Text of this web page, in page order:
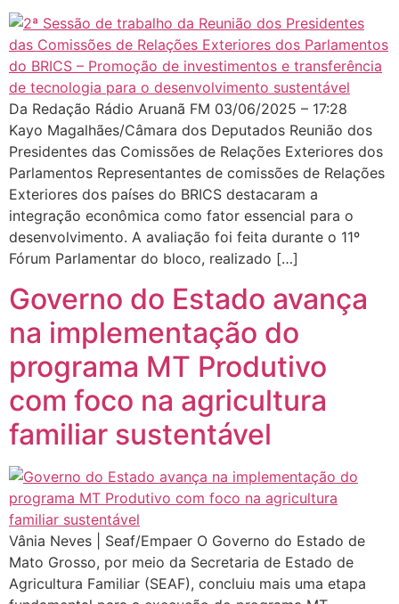
Da Redação Rádio Aruanã FM 03/06/2025 – 17:28
Kayo Magalhães/Câmara dos Deputados Reunião dos
Presidentes das Comissões de Relações Exteriores dos
Parlamentos Representantes de comissões de Relações
Exteriores dos países do BRICS destacaram a
integração econômica como fator essencial para o
desenvolvimento. A avaliação foi feita durante o 11º
Fórum Parlamentar do bloco, realizado […]
Governo do Estado avança
na implementação do
programa MT Produtivo
com foco na agricultura
familiar sustentável
Vânia Neves | Seaf/Empaer O Governo do Estado de
Mato Grosso, por meio da Secretaria de Estado de
Agricultura Familiar (SEAF), concluiu mais uma etapa